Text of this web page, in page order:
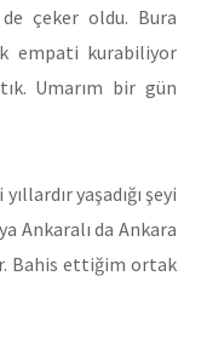
çeker oldu. Bura
empati kurabiliyor
Umarım bir gün
yaşadığı şeyi
Ankaralı da Ankara
Bahis ettiğim ortak